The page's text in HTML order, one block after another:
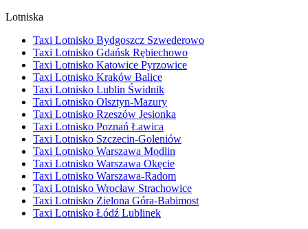
Lotniska
Taxi Lotnisko Bydgoszcz Szwederowo
Taxi Lotnisko Gdańsk Rębiechowo
Taxi Lotnisko Katowice Pyrzowice
Taxi Lotnisko Kraków Balice
Taxi Lotnisko Lublin Świdnik
Taxi Lotnisko Olsztyn-Mazury
Taxi Lotnisko Rzeszów Jesionka
Taxi Lotnisko Poznań Ławica
Taxi Lotnisko Szczecin-Goleniów
Taxi Lotnisko Warszawa Modlin
Taxi Lotnisko Warszawa Okęcie
Taxi Lotnisko Warszawa-Radom
Taxi Lotnisko Wrocław Strachowice
Taxi Lotnisko Zielona Góra-Babimost
Taxi Lotnisko Łódź Lublinek